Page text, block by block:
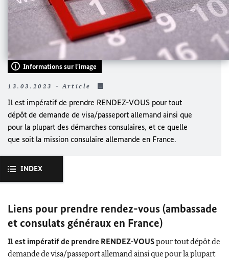
Informations sur l'image
13.03.2023 - Article
Il est impératif de prendre RENDEZ-VOUS pour tout
dépôt de demande de visa/passeport allemand ainsi que
pour la plupart des démarches consulaires, et ce quelle
que soit la mission consulaire allemande en France.
INDEX
Liens pour prendre rendez-vous (ambassade
et consulats généraux en France)
Il est impératif de prendre RENDEZ-VOUSpour tout dépôt de
demande de visa/passeport allemand ainsi que pour la plupart